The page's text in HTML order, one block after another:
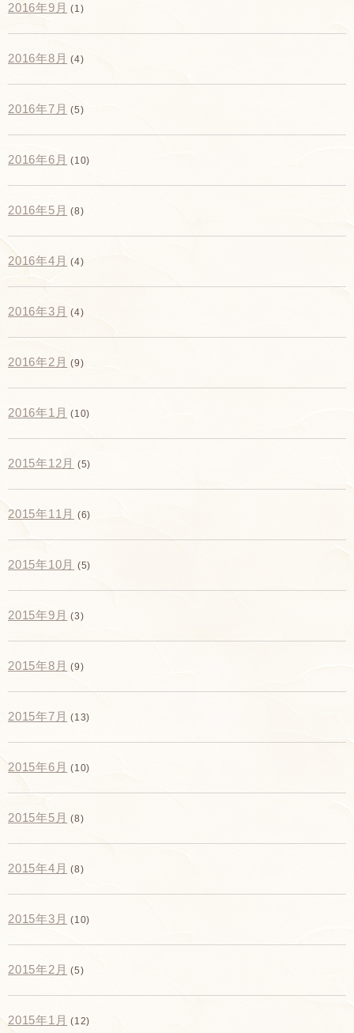
2016年9月 (1)
2016年8月 (4)
2016年7月 (5)
2016年6月 (10)
2016年5月 (8)
2016年4月 (4)
2016年3月 (4)
2016年2月 (9)
2016年1月 (10)
2015年12月 (5)
2015年11月 (6)
2015年10月 (5)
2015年9月 (3)
2015年8月 (9)
2015年7月 (13)
2015年6月 (10)
2015年5月 (8)
2015年4月 (8)
2015年3月 (10)
2015年2月 (5)
2015年1月 (12)